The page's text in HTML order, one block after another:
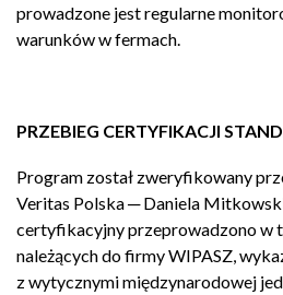
prowadzone jest regularne
warunków w fermach.
PRZEBIEG CERTYFIKACJI
Program został zweryfikowany
Veritas Polska ─ Daniela
certyfikacyjny przeprowadzono w
należących do firmy WIPASZ,
z wytycznymi międzynarodowej